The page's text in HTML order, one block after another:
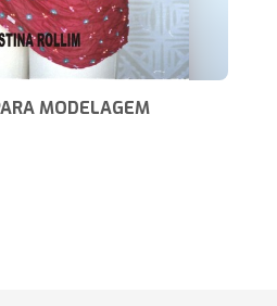
MODELAGEM